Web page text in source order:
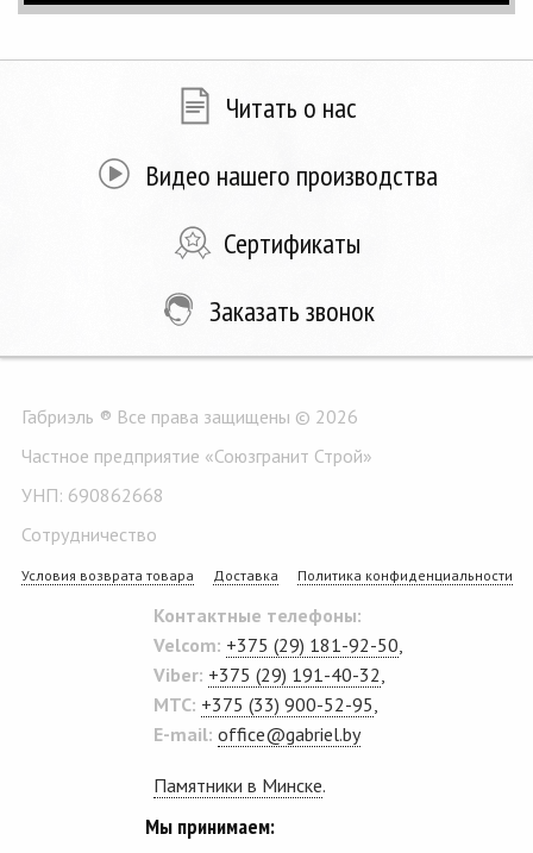
Читать о нас
Видео нашего производства
Сертификаты
Заказать звонок
Габриэль ® Все права защищены © 2026
Частное предприятие «Союзгранит Строй»
УНП: 690862668
Сотрудничество
Условия возврата товара Доставка Политика конфиденциальности
Контактные телефоны:
Velcom: +375 (29) 181-92-50
Viber: +375 (29) 191-40-32
MTC: +375 (33) 900-52-95
E-mail: office@gabriel.by
Памятники в Минске.
Мы принимаем: